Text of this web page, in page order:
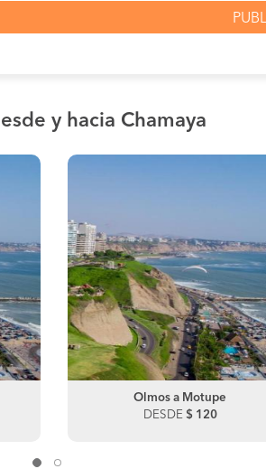
y hacia Chamaya
Olmos a Motupe
DESDE $ 120
Chiclayo a La Matanza
DESDE$ 115